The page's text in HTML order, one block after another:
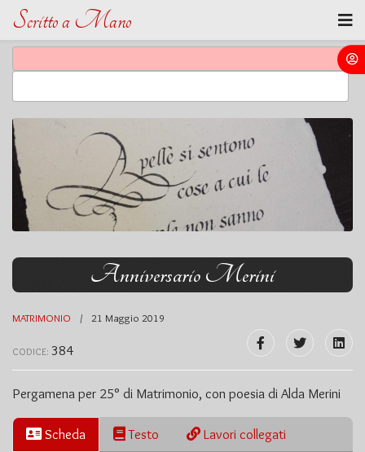
Scritto a Mano
Anniversario Merini
MATRIMONIO 21 Maggio 2019
CODICE: 384
Pergamena per 25° di Matrimonio, con poesia di Alda Merini
Scheda Testo Lavori collegati